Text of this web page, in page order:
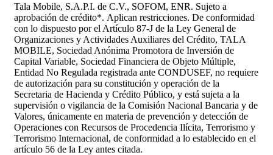
Tala Mobile, S.A.P.I. de C.V., SOFOM, ENR. Sujeto a
aprobación de crédito*. Aplican restricciones. De conformidad
con lo dispuesto por el Artículo 87-J de la Ley General de
Organizaciones y Actividades Auxiliares del Crédito, TALA
MOBILE, Sociedad Anónima Promotora de Inversión de
Capital Variable, Sociedad Financiera de Objeto Múltiple,
Entidad No Regulada registrada ante CONDUSEF, no requiere
de autorización para su constitución y operación de la
Secretaria de Hacienda y Crédito Público, y está sujeta a la
supervisión o vigilancia de la Comisión Nacional Bancaria y de
Valores, únicamente en materia de prevención y detección de
Operaciones con Recursos de Procedencia Ilícita, Terrorismo y
Terrorismo Internacional, de conformidad a lo establecido en el
artículo 56 de la Ley antes citada.